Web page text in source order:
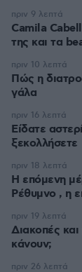
Camila
της και τα
πριν 9 λεπτά
Πώς η
γάλα
πριν 10 λεπτά
Είδατε
ξεκολλήσετε
πριν 16 λεπτά
Η επόμενη
Ρέθυμνο , η
πριν 18 λεπτά
Διακοπές
κάνουν;
πριν 19 λεπτά
πριν 26 λεπτά